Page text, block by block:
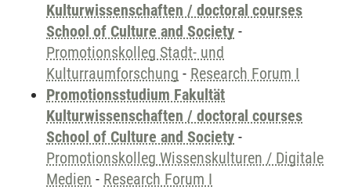
Kulturwissenschaften / doctoral courses
School of Culture and Society -
Promotionskolleg Stadt- und
Kulturraumforschung - Research Forum I
Promotionsstudium Fakultät
Kulturwissenschaften / doctoral courses
School of Culture and Society -
Promotionskolleg Wissenskulturen / Digitale
Medien - Research Forum I